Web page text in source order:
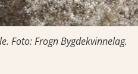
Foto: Frogn Bygdekvinnelag.